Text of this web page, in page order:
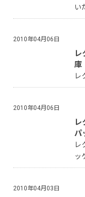
い
庫
レ
2010年04月06日
パ
レ
ッ
2010年04月06日
2010年04月03日